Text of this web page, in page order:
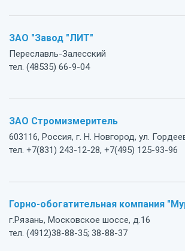
ЗАО "Завод "ЛИТ"
Переславль-Залесский
тел. (48535) 66-9-04
ЗАО Стромизмеритель
603116, Россия, г. Н. Новгород, ул.
тел. +7(831) 243-12-28, +7(495) 125-93-96
Горно-обогатительная компания
г.Рязань, Московское шоссе, д.16
тел. (4912)38-88-35; 38-88-37